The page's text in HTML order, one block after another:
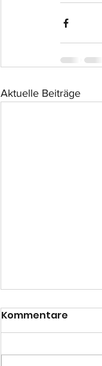
Aktuelle Beiträge
Kommentare